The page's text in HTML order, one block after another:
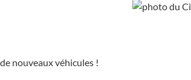
nouveaux véhicules !